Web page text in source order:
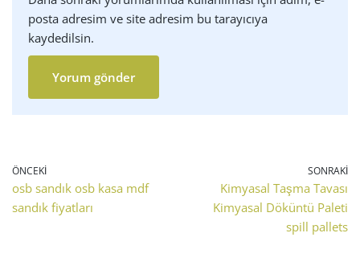
posta adresim ve site adresim bu tarayıcıya
kaydedilsin.
ÖNCEKI
osb sandık osb kasa mdf
sandık fiyatları
SONRAKI
Kimyasal Taşma Tavası
Kimyasal Döküntü Paleti
spill pallets